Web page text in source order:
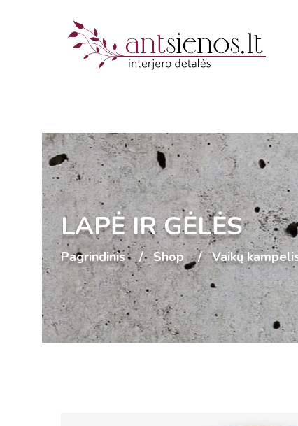
LAPĖ IR GĖLĖS
Pagrindinis Shop Vaikų